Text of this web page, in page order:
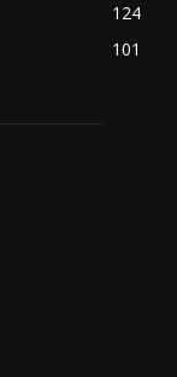
124
101